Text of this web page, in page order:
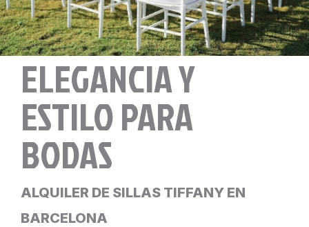
ELEGANCIA Y
ESTILO PARA
BODAS
ALQUILER DE SILLAS TIFFANY EN
BARCELONA